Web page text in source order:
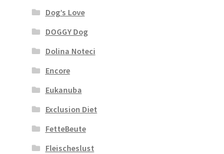
Dog’s Love
DOGGY Dog
Dolina Noteci
Encore
Eukanuba
Exclusion Diet
FetteBeute
Fleischeslust